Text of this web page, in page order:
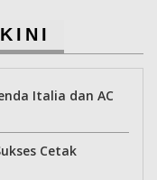
Italia dan AC
Cetak